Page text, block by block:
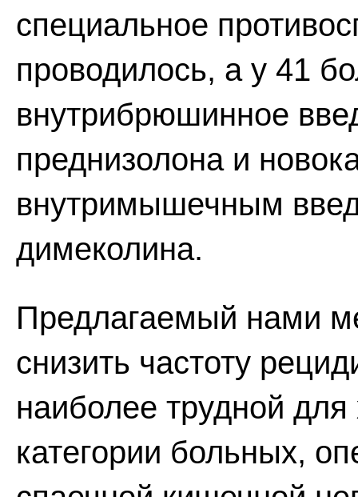
специальное
проводилось, а у 41
внутрибрюшинное
преднизолона и
внутримышечным
димеколина.
Предлагаемый нами
снизить частоту
наиболее трудной для
категории больных,